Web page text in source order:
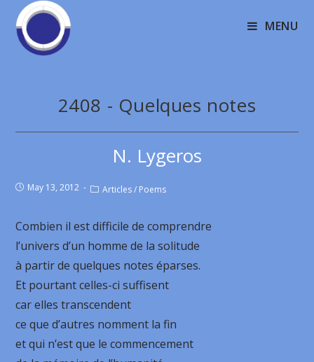
MENU
2408 - Quelques notes
N. Lygeros
May 13, 2012 Articles / Poems
Combien il est difficile de comprendre
l’univers d’un homme de la solitude
à partir de quelques notes éparses.
Et pourtant celles-ci suffisent
car elles transcendent
ce que d’autres nomment la fin
et qui n’est que le commencement